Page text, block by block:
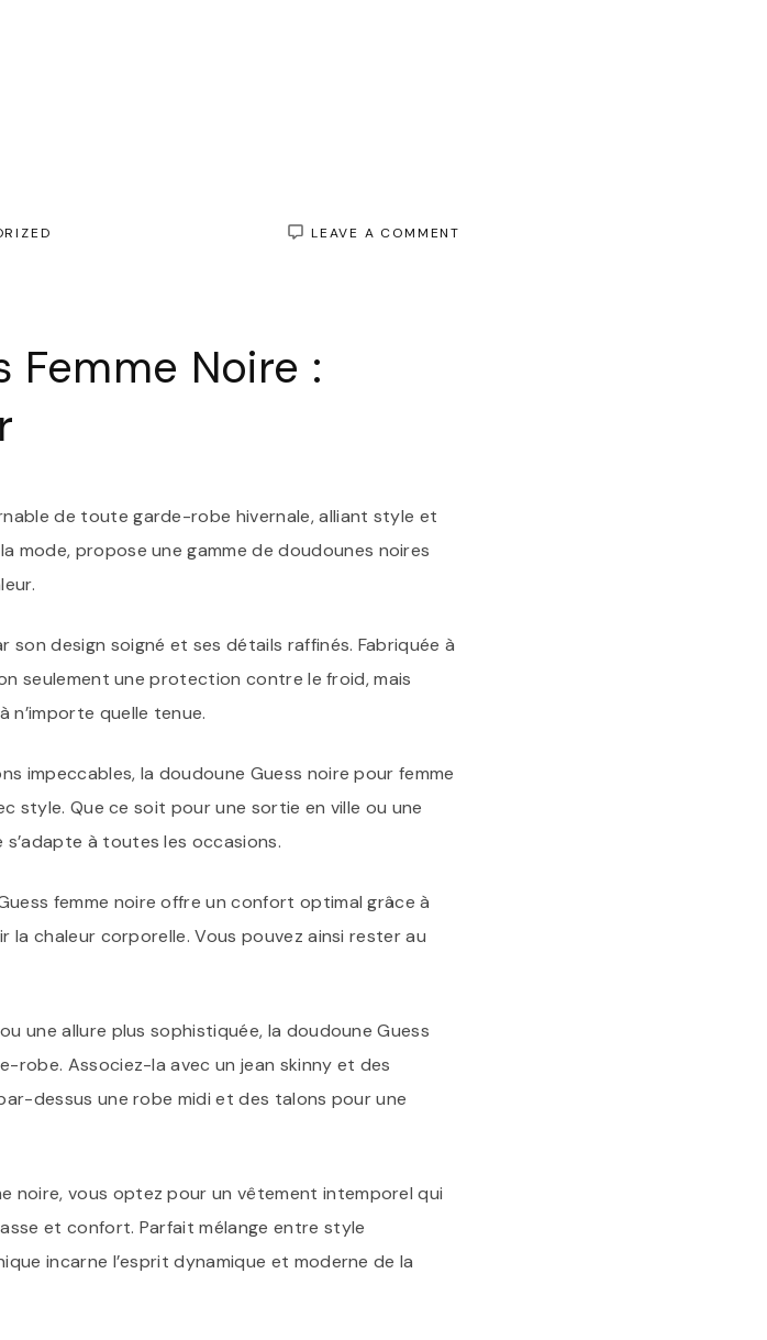
LEAVE A COMMENT
Femme Noire :
de toute garde-robe hivernale, alliant style et
mode, propose une gamme de doudounes noires
son design soigné et ses détails raffinés. Fabriquée à
seulement une protection contre le froid, mais
quelle tenue.
impeccables, la doudoune Guess noire pour femme
style. Que ce soit pour une sortie en ville ou une
à toutes les occasions.
femme noire offre un confort optimal grâce à
chaleur corporelle. Vous pouvez ainsi rester au
une allure plus sophistiquée, la doudoune Guess
robe. Associez-la avec un jean skinny et des
dessus une robe midi et des talons pour une
noire, vous optez pour un vêtement intemporel qui
et confort. Parfait mélange entre style
incarne l’esprit dynamique et moderne de la